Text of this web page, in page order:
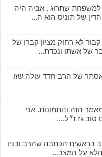
למשפחת שתרוג . אביה היה
של תוניס הוא ה...
קבור לא רחוק מציון קברו של
של אשתו ונכדת...
של הרב חדד עולה שזו
הזה והתמונות. אני
טוב גז ז״ל....
בראשית הכתבה שהרב ובניו
על המצב...